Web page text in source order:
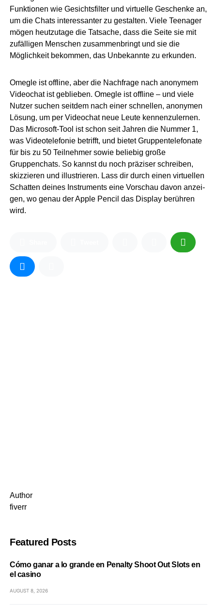
Funktionen wie Gesichtsfilter und virtuelle Geschenke an,
um die Chats interessanter zu gestalten. Viele Teenager
mögen heutzutage die Tatsache, dass die Seite sie mit
zufälligen Menschen zusammenbringt und sie die
Möglichkeit bekommen, das Unbekannte zu erkunden.
Omegle ist offline, aber die Nachfrage nach anonymem
Videochat ist geblieben. Omegle ist offline – und viele
Nutzer suchen seitdem nach einer schnellen, anonymen
Lösung, um per Videochat neue Leute kennenzulernen.
Das Microsoft-Tool ist schon seit Jahren die Nummer 1,
was Videotelefonie betrifft, und bietet Gruppentelefonate
für bis zu 50 Teilnehmer sowie beliebig große
Gruppenchats. So kannst du noch präziser schreiben,
skizzieren und illu­strieren. Lass dir durch einen virtuellen
Schatten deines Instruments eine Vorschau davon an­zei­
gen, wo genau der Apple Pencil das Dis­play berühren
wird.
Author
fiverr
Featured Posts
Cómo ganar a lo grande en Penalty Shoot Out Slots en
el casino
AUGUST 8, 2026